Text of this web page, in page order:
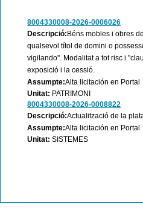
8004330008-2026-0006026
Descripció:Béns mobles i obres
qualsevol títol de domini o
vigilando". Modalitat a tot risc i
exposició i la cessió.
Assumpte:Alta licitación en Portal
Unitat: PATRIMONI
8004330008-2026-0008822
Descripció:Actualització de la
Assumpte:Alta licitación en Portal
Unitat:SISTEMES